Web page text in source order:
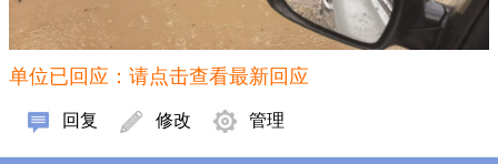
单位已回应：请点击查看最新回应
回复 修改 管理